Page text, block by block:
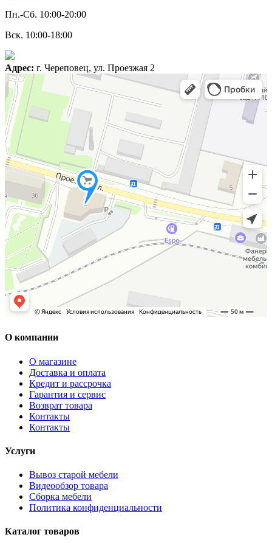
Пн.-Сб. 10:00-20:00
Вск. 10:00-18:00
Адрес: г. Череповец, ул. Проезжая 2
О компании
О магазине
Доставка и оплата
Кредит и рассрочка
Гарантия и сервис
Возврат товара
Контакты
Контакты
Услуги
Вывоз старой мебели
Видеообзор товара
Сборка мебели
Политика конфиденциальности
Каталог товаров